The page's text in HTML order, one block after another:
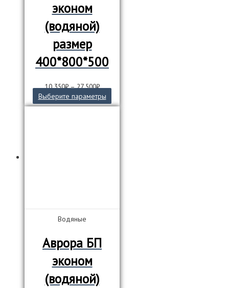
эконом
(водяной)
размер
400*800*500
10 350₽–27 500₽
Выберите параметры
товар
Водяные
Аврора БП
эконом
(водяной)